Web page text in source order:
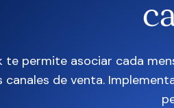
te permite asociar cada
canales de venta.